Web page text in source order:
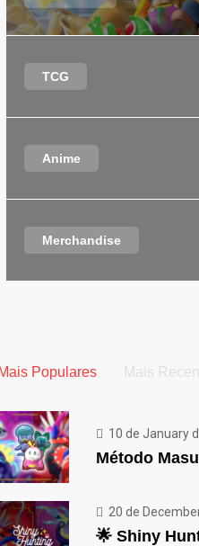
TCG
Anime
Merchandise
Populares Mais
10 de January
Método
20 de
🌟 Shiny